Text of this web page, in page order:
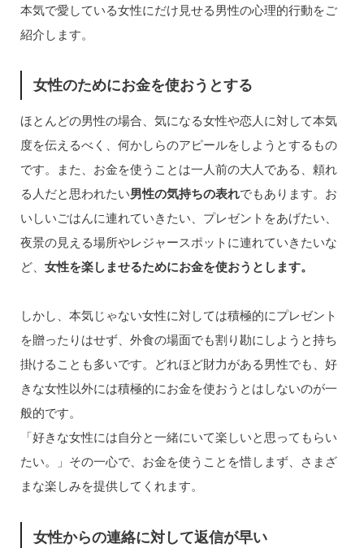
本気で愛している女性にだけ見せる男性の心理的行動をご
紹介します。
女性のためにお金を使おうとする
ほとんどの男性の場合、気になる女性や恋人に対して本気
度を伝えるべく、何かしらのアピールをしようとするもの
です。また、お金を使うことは一人前の大人である、頼れ
る人だと思われたい男性の気持ちの表れでもあります。お
いしいごはんに連れていきたい、プレゼントをあげたい、
夜景の見える場所やレジャースポットに連れていきたいな
ど、 女性を楽しませるためにお金を使おうとします。
しかし、本気じゃない女性に対しては積極的にプレゼント
を贈ったりはせず、外食の場面でも割り勘にしようと持ち
掛けることも多いです。どれほど財力がある男性でも、好
きな女性以外には積極的にお金を使おうとはしないのが一
般的です。
「好きな女性には自分と一緒にいて楽しいと思ってもらい
たい。」その一心で、お金を使うことを惜しまず、さまざ
まな楽しみを提供してくれます。
女性からの連絡に対して返信が早い